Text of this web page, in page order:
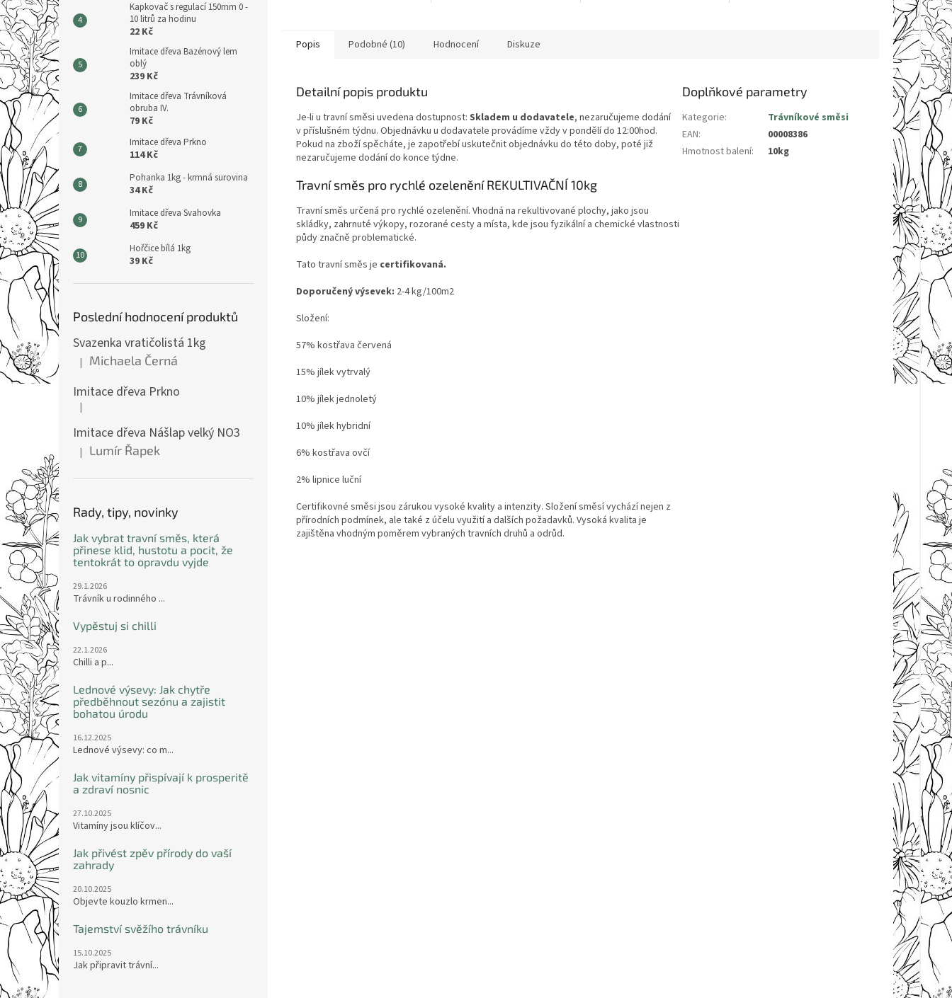
Kapkovač s regulací 150mm 0 -
10 litrů za hodinu
22 Kč
Imitace dřeva Bazénový lem
oblý
239 Kč
Imitace dřeva Trávníková
obruba IV.
79 Kč
Imitace dřeva Prkno
114 Kč
Pohanka 1kg - krmná surovina
34 Kč
Imitace dřeva Svahovka
459 Kč
Hořčice bílá 1kg
39 Kč
Poslední hodnocení produktů
Svazenka vratičolistá 1kg
Hodnocení produktu je 5 z 5 hvězdiček.
| Michaela Černá
Imitace dřeva Prkno
Hodnocení produktu je 5 z 5 hvězdiček.
|
Imitace dřeva Nášlap velký NO3
Hodnocení produktu je 5 z 5 hvězdiček.
| Lumír Řapek
Rady, tipy, novinky
Jak vybrat travní směs, která
přinese klid, hustotu a pocit, že
tentokrát to opravdu vyjde
29.1.2026
Trávník u rodinného ...
Vypěstuj si chilli
22.1.2026
Chilli a p...
Lednové výsevy: Jak chytře
předběhnout sezónu a zajistit
bohatou úrodu
16.12.2025
Lednové výsevy: co m...
Jak vitamíny přispívají k prosperitě
a zdraví nosnic
27.10.2025
Vitamíny jsou klíčov...
Jak přivést zpěv přírody do vaší
zahrady
20.10.2025
Objevte kouzlo krmen...
Tajemství svěžího trávníku
15.10.2025
Jak připravit trávní...
Popis Podobné (10) Hodnocení Diskuze
Detailní popis produktu
Je-li u travní směsi uvedena dostupnost: Skladem u dodavatele, nezaručujeme dodání
v příslušném týdnu. Objednávku u dodavatele provádíme vždy v pondělí do 12:00hod.
Pokud na zboží spěcháte, je zapotřebí uskutečnit objednávku do této doby, poté již
nezaručujeme dodání do konce týdne.
Travní směs pro rychlé ozelenění REKULTIVAČNÍ 10kg
Travní směs určená pro rychlé ozelenění. Vhodná na rekultivované plochy, jako jsou
skládky, zahrnuté výkopy, rozorané cesty a místa, kde jsou fyzikální a chemické vlastnosti
půdy značně problematické.
Tato travní směs je certifikovaná.
Doporučený výsevek: 2-4 kg/100m2
Složení:
57% kostřava červená
15% jílek vytrvalý
10% jílek jednoletý
10% jílek hybridní
6% kostřava ovčí
2% lipnice luční
Certifikovné směsi jsou zárukou vysoké kvality a intenzity. Složení směsí vychází nejen z
přírodních podmínek, ale také z účelu využití a dalších požadavků. Vysoká kvalita je
zajištěna vhodným poměrem vybraných travních druhů a odrůd.
Doplňkové parametry
Kategorie:
Trávníkové směsi
EAN:
00008386
Hmotnost balení: 10kg